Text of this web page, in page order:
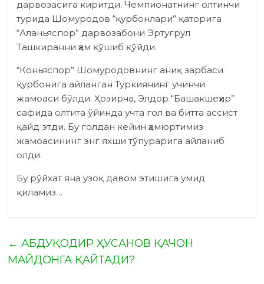
дарвозасига киритди. Чемпионатнинг олтинчи
турида Шомуродов “қурбонлари” қаторига
“Аланьяспор” дарвозабони Эртуғрул
Ташкиранни ҳам қўшиб қўйди.
“Коньяспор” Шомуродовнинг аниқ зарбаси
қурбонига айланган Туркиянинг учинчи
жамоаси бўлди. Ҳозирча, Элдор “Башакшеҳир”
сафида олтита ўйинда учта гол ва битта ассист
қайд этди. Бу голдан кейин ҳамюртимиз
жамоасининг энг яхши тўпурарига айланиб
олди.
Бу рўйхат яна узоқ давом этишига умид
қиламиз…
← АБДУҚОДИР ҲУСАНОВ ҚАЧОН
МАЙДОНГА ҚАЙТАДИ?